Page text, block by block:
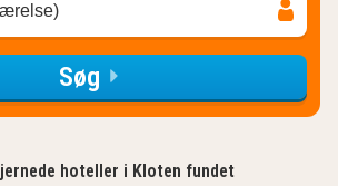
Søg
hoteller i Kloten fundet